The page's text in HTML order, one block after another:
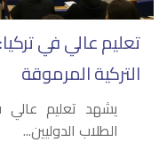
تعليم عالي في
التركية المرموقة
يشهد تعليم عالي
الطلاب الدوليين...